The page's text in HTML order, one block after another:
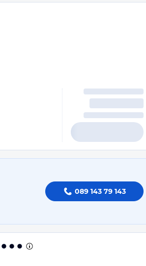
089 143 79 143